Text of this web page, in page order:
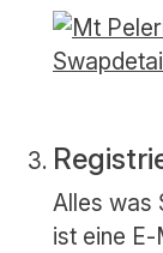
Alles was
ist eine